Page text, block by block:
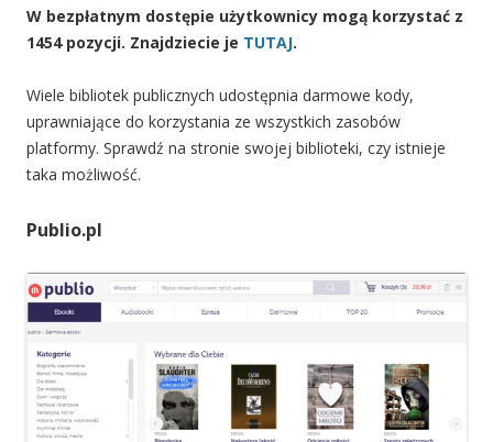
W bezpłatnym dostępie użytkownicy mogą korzystać z
1454 pozycji. Znajdziecie je TUTAJ.
Wiele bibliotek publicznych udostępnia darmowe kody,
uprawniające do korzystania ze wszystkich zasobów
platformy. Sprawdź na stronie swojej biblioteki, czy istnieje
taka możliwość.
Publio.pl